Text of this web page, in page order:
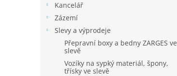
Kancelář
Zázemí
Slevy a výprodeje
Přepravní boxy a bedny ZARGES ve
slevě
Vozíky na sypký materiál, špony,
třísky ve slevě